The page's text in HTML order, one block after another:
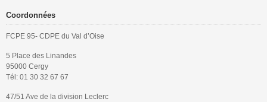
Coordonnées
FCPE 95- CDPE du Val d’Oise
5 Place des Linandes
95000 Cergy
Tél: 01 30 32 67 67
47/51 Ave de la division Leclerc